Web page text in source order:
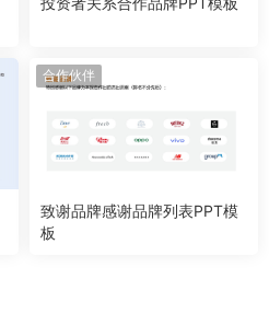
合作伙伴
致谢品牌感谢品牌列表PPT模
板